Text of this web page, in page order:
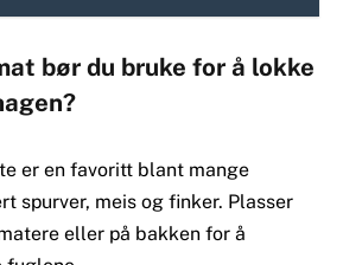
bør du bruke for å lokke
er en favoritt blant mange
spurver, meis og finker. Plasser
eller på bakken for å